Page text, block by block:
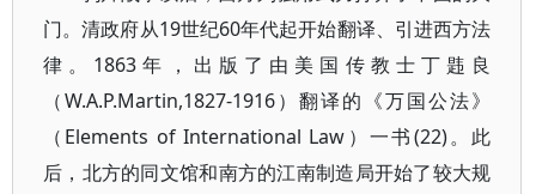
门。清政府从19世纪60年代起开始翻译、引进西方法
律。1863年，出版了由美国传教士丁韪良
（W.A.P.Martin,1827-1916）翻译的《万国公法》
（Elements of International Law）一书(22)。此
后，北方的同文馆和南方的江南制造局开始了较大规